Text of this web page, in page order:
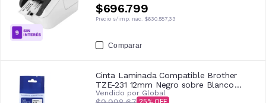
$696.799
Precio s/imp. nac. $630.587,33
Comparar
Cinta Laminada Compatible Brother
TZE-231 12mm Negro sobre Blanco
Global
Vendido por Global